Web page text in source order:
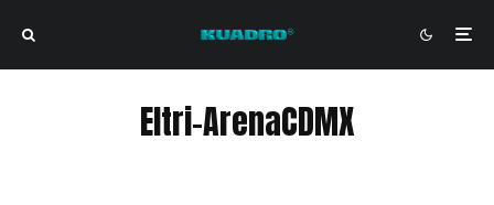
Eltri-ArenaCDMX